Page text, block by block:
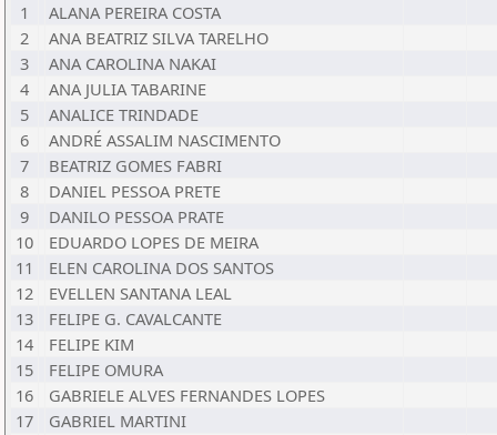
1
ALANA PEREIRA COSTA
2
ANA BEATRIZ SILVA TARELHO
3
ANA CAROLINA NAKAI
4
ANA JULIA TABARINE
5
ANALICE TRINDADE
6
ANDRÉ ASSALIM NASCIMENTO
7
BEATRIZ GOMES FABRI
8
DANIEL PESSOA PRETE
9
DANILO PESSOA PRATE
10
EDUARDO LOPES DE MEIRA
11
ELEN CAROLINA DOS SANTOS
12
EVELLEN SANTANA LEAL
13
FELIPE G. CAVALCANTE
14
FELIPE KIM
15
FELIPE OMURA
16
GABRIELE ALVES FERNANDES LOPES
17
GABRIEL MARTINI